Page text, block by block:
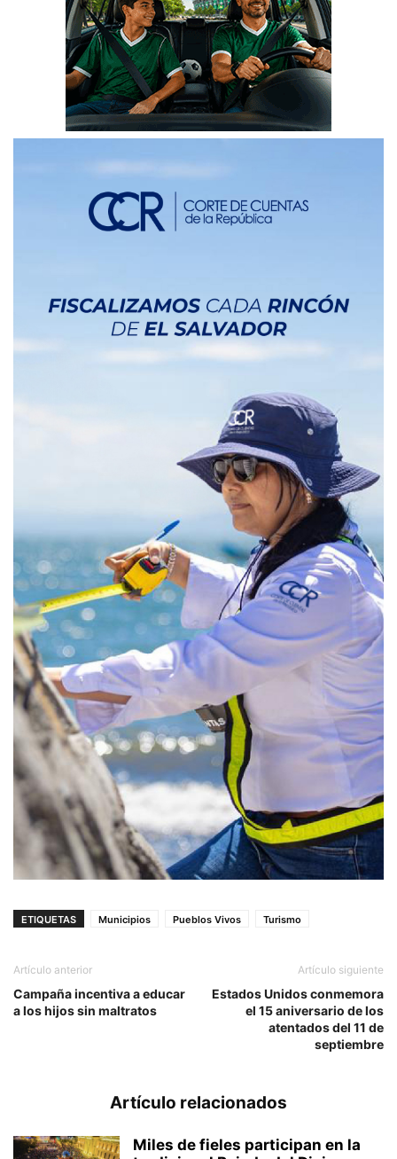
ETIQUETAS Municipios Pueblos Vivos Turismo
Artículo anterior
Campaña incentiva a educar
a los hijos sin maltratos
Artículo siguiente
Estados Unidos conmemora
el 15 aniversario de los
atentados del 11 de
septiembre
Artículo relacionados
Miles de fieles participan en la